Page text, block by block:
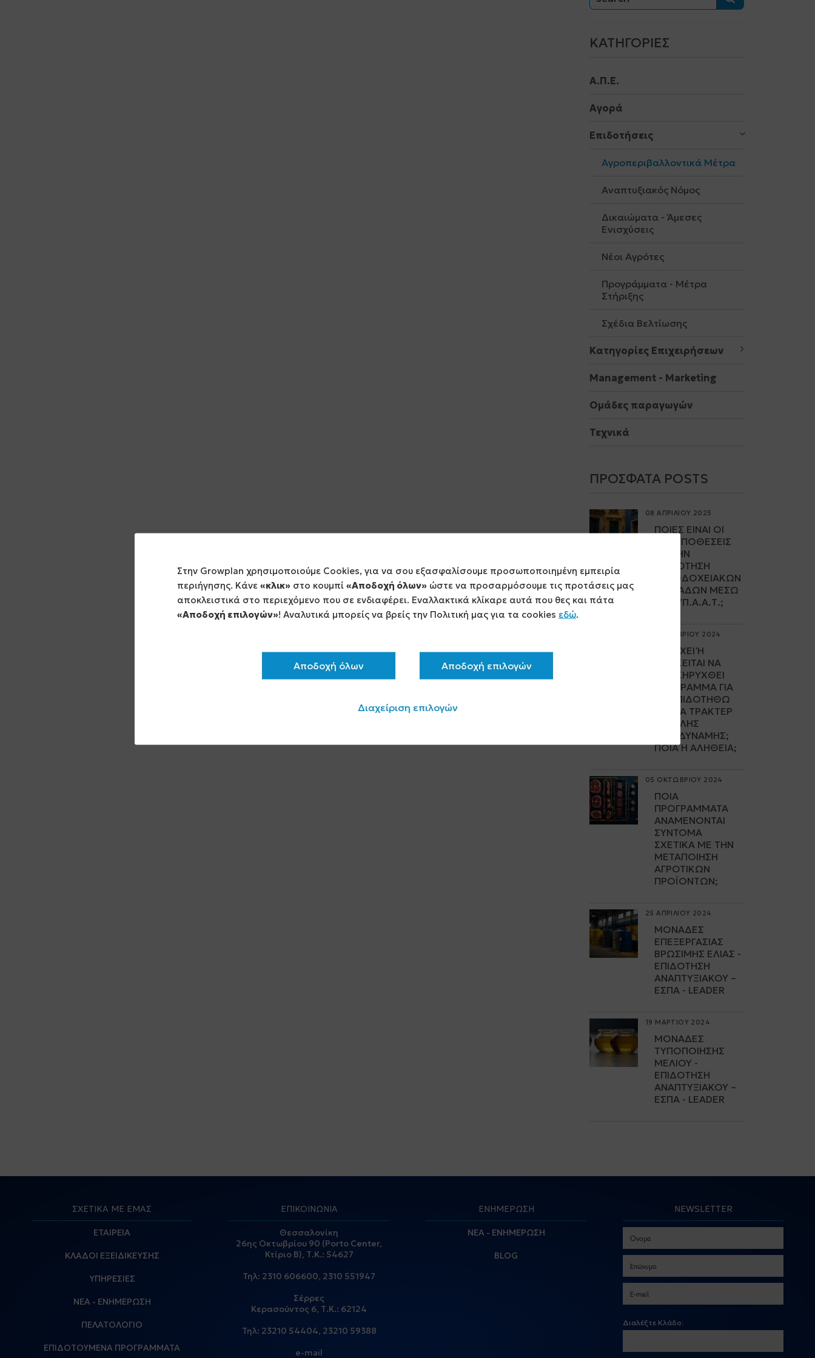
Στην Growplan χρησιμοποιούμε Cookies, για να σου εξασφαλίσουμε προσωποποιημένη εμπειρία
περιήγησης. Κάνε «κλικ» στο κουμπί «Αποδοχή όλων» ώστε να προσαρμόσουμε τις προτάσεις μας
αποκλειστικά στο περιεχόμενο που σε ενδιαφέρει. Εναλλακτικά κλίκαρε αυτά που θες και πάτα
«Αποδοχή επιλογών»! Αναλυτικά μπορείς να βρείς την Πολιτική μας για τα cookies εδώ.
Αποδοχή όλων Αποδοχή επιλογών
Διαχείριση επιλογών
ΚΑΤΗΓΟΡΊΕΣ
Α.Π.Ε.
Αγορά
Επιδοτήσεις
Αγροπεριβαλλοντικά Μέτρα
Αναπτυξιακός Νόμος
Δικαιώματα - Άμεσες
Ενισχύσεις
Νέοι Αγρότες
Προγράμματα - Μέτρα
Στήριξης
Σχέδια Βελτίωσης
Κατηγορίες Επιχειρήσεων
Μanagement - Marketing
Ομάδες παραγωγών
Τεχνικά
ΠΡΌΣΦΑΤΑ POSTS
08 ΑΠΡΙΛΙΟΥ 2025
ΠΟΙΕΣ ΕΊΝΑΙ ΟΙ
ΠΡΟΫΠΟΘΈΣΕΙΣ
ΓΙΑ ΤΗΝ
ΕΠΙΔΌΤΗΣΗ
ΞΕΝΟΔΟΧΕΙΑΚΏΝ
ΜΟΝΆΔΩΝ ΜΈΣΩ
ΤΟΥ ΥΠ.Α.Α.Τ.;
19 ΟΚΤΩΒΡΙΟΥ 2024
ΥΠΆΡΧΕΙ Ή Π
ΡΌΚΕΙΤΑΙ ΝΑ Π
ΡΟΚΗΡΥΧΘΕΊ Π
ΡΌΓΡΑΜΜΑ ΓΙΑ Ν
Α ΕΠΙΔΟΤΗΘΏ Α
ΓΟΡΆ ΤΡΑΚΤΈΡ Μ
ΕΓΆΛΗΣ Ι
ΠΠΟΔΎΝΑΜΗΣ; Π
ΟΙΑ Η ΑΛΉΘΕΙΑ;
05 ΟΚΤΩΒΡΙΟΥ 2024
ΠΟΙΑ
ΠΡΟΓΡΆΜΜΑΤΑ
ΑΝΑΜΈΝΟΝΤΑΙ
ΣΎΝΤΟΜΑ
ΣΧΕΤΙΚΆ ΜΕ ΤΗΝ
ΜΕΤΑΠΟΊΗΣΗ
ΑΓΡΟΤΙΚΏΝ
ΠΡΟΪΌΝΤΩΝ;
25 ΑΠΡΙΛΙΟΥ 2024
ΜΟΝΆΔΕΣ
ΕΠΕΞΕΡΓΑΣΊΑΣ
ΒΡΏΣΙΜΗΣ ΕΛΙΆΣ -
ΕΠΙΔΌΤΗΣΗ
ΑΝΑΠΤΥΞΙΑΚΟΎ –
ΕΣΠΑ - LEADER
19 ΜΑΡΤΙΟΥ 2024
ΜΟΝΆΔΕΣ
ΤΥΠΟΠΟΊΗΣΗΣ
ΜΕΛΙΟΎ -
ΕΠΙΔΌΤΗΣΗ
ΑΝΑΠΤΥΞΙΑΚΟΎ –
ΕΣΠΑ - LEADER
ΣΧΕΤΙΚΑ ΜΕ ΕΜΑΣ
ΕΤΑΙΡΕΙΑ
ΚΛΑΔΟΙ ΕΞΕΙΔΙΚΕΥΣΗΣ
ΥΠΗΡΕΣΙΕΣ
ΝΕΑ - ΕΝΗΜΕΡΩΣΗ
ΠΕΛΑΤΟΛΟΓΙΟ
ΕΠΙΔΟΤΟΥΜΕΝΑ ΠΡΟΓΡΑΜΜΑΤΑ
ΕΠΙΚΟΙΝΩΝΙΑ
Θεσσαλονίκη
26ης Οκτωβρίου 90 (Porto Center,
Κτίριο Β), Τ.Κ.: 54627
Τηλ: 2310 606600, 2310 551947
Σέρρες
Κερασούντος 6, Τ.Κ.: 62124
Τηλ: 23210 54404, 23210 59388
e-mail
ΕΝΗΜΕΡΩΣΗ
ΝΕΑ - ΕΝΗΜΕΡΩΣΗ
BLOG
NEWSLETTER
Διαλέξτε Κλάδο: